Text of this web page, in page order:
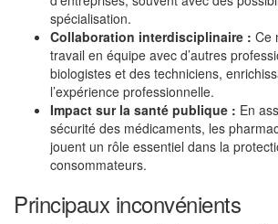
spécialisation.
Collaboration interdisciplinaire : Ce
travail en équipe avec d’autres
biologistes et des techniciens,
l’expérience professionnelle.
Impact sur la santé publique : En
sécurité des médicaments, les
jouent un rôle essentiel dans la
consommateurs.
Principaux inconvénients